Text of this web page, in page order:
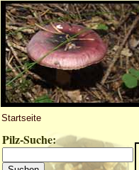
Startseite
Pilz-Suche: